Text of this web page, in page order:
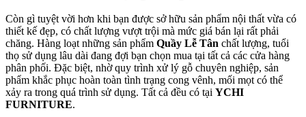
Còn gì tuyệt vời hơn khi bạn được sở hữu sản phẩm nội thất vừa có
thiết kế đẹp, có chất lượng vượt trội mà mức giá bán lại rất phải
chăng. Hàng loạt những sản phẩm Quầy Lễ Tân chất lượng, tuổi
thọ sử dụng lâu dài đang đợi bạn chọn mua tại tất cả các cửa hàng
phân phối. Đặc biệt, nhờ quy trình xử lý gỗ chuyên nghiệp, sản
phẩm khắc phục hoàn toàn tình trạng cong vênh, mối mọt có thể
xảy ra trong quá trình sử dụng. Tất cả đều có tại YCHI
FURNITURE.